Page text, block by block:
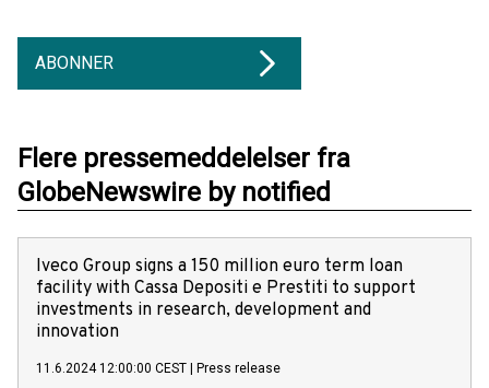
ABONNER
Flere pressemeddelelser fra
GlobeNewswire by notified
Iveco Group signs a 150 million euro term loan
facility with Cassa Depositi e Prestiti to support
investments in research, development and
innovation
11.6.2024 12:00:00 CEST Press release